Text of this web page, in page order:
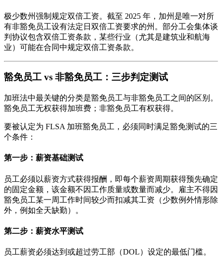
极少数州强制规定双倍工资。截至 2025 年，加州是唯一对所
有非豁免员工设有法定日双倍工资要求的州。部分工会集体谈
判协议包含双倍工资条款，某些行业（尤其是建筑业和航海
业）可能在合同中规定双倍工资条款。
豁免员工 vs 非豁免员工：三步判定测试
加班法中最关键的分类是豁免员工与非豁免员工之间的区别。
豁免员工无权获得加班费；非豁免员工有权获得。
要被认定为 FLSA 加班豁免员工，必须同时满足豁免测试的三
个条件：
第一步：薪资基础测试
员工必须以薪资方式获得报酬，即每个薪资周期获得预先确定
的固定金额，该金额不因工作质量或数量而减少。雇主不得因
豁免员工某一周工作时间较少而扣减其工资（少数例外情形除
外，例如全天缺勤）。
第二步：薪资水平测试
员工薪资必须达到或超过劳工部（DOL）设定的最低门槛。